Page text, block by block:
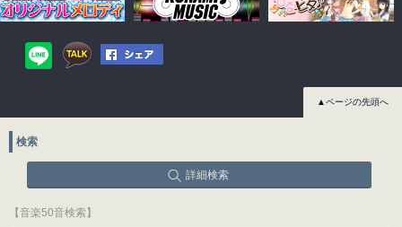
▲ページの先頭へ
検索
詳細検索
【音楽50音検索】